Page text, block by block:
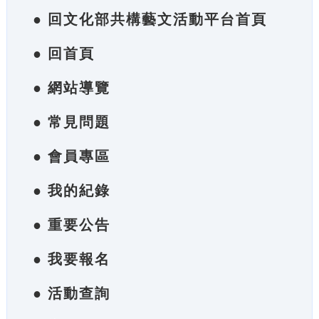
● 回文化部共構藝文活動平台首頁
● 回首頁
● 網站導覽
● 常見問題
● 會員專區
● 我的紀錄
● 重要公告
● 我要報名
● 活動查詢